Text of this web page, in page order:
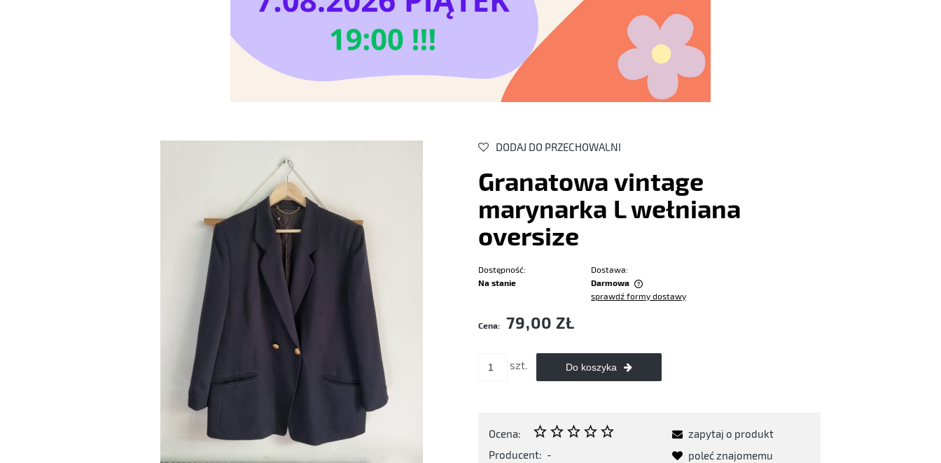
DODAJ DO PRZECHOWALNI
Granatowa vintage
marynarka L wełniana
oversize
Dostępność:
Na stanie
Dostawa:
Darmowa
płatności
sprawdź formy dostawy
Cena: 79,00 ZŁ
szt. Do koszyka
Ocena:
Producent: -
zapytaj o produkt
poleć znajomemu